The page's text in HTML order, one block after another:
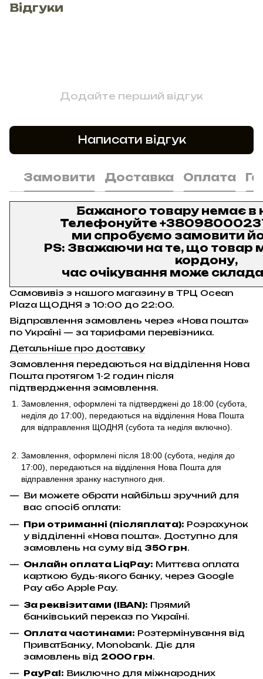
Відгуки
Додайте перший відгук
Написати відгук
Замовити Доставка Оплата
Бажаного товару немає в
Телефонуйте
ми спробуємо замовити
PS: Зважаючи на те, що товар
кордону,
час очікування може
Самовивіз з нашого магазину в ТРЦ Ocean
Plaza ЩОДНЯ з 10:00 до 22:00.
Відправлення замовлень через «Нова пошта»
по Україні — за тарифами перевізника.
Детальніше про доставку
Замовлення передаються на відділення Нова
Пошта протягом 1-2 годин після
підтвердження замовлення.
Замовлення, оформлені та підтверджені до 18:00 (субота,
неділя до 17:00) , передаються на відділення Нова Пошта
для відправлення ЩОДНЯ (субота та неділя включно).
Замовлення, оформлені після 18:00 (субота, неділя до
17:00), передаються на відділення Нова Пошта для
відправлення зранку наступного дня.
Ви можете обрати найбільш зручний для
вас спосіб оплати:
При отриманні (післяплата): Розрахунок
у відділенні «Нова пошта». Доступно для
замовлень на суму від 350 грн.
Онлайн оплата LiqPay: Миттєва оплата
карткою будь-якого банку, через Google
Pay або Apple Pay.
За реквізитами (IBAN): Прямий
банківський переказ по Україні.
Оплата частинами: Розтермінування від
ПриватБанку, Monobank. Діє для
замовлень від 2000 грн.
PayPal: Виключно для міжнародних